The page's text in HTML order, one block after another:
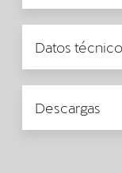
Datos
Descargas